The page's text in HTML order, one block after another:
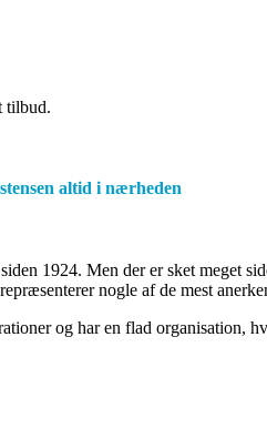
tilbud.
altid i nærheden
1924. Men der er sket meget
nogle af de mest
og har en flad organisation,